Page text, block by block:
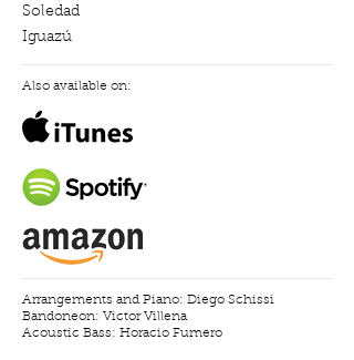
Soledad
Iguazú
Also available on:
Arrangements and Piano: Diego Schissi
Bandoneon: Victor Villena
Acoustic Bass: Horacio Fumero